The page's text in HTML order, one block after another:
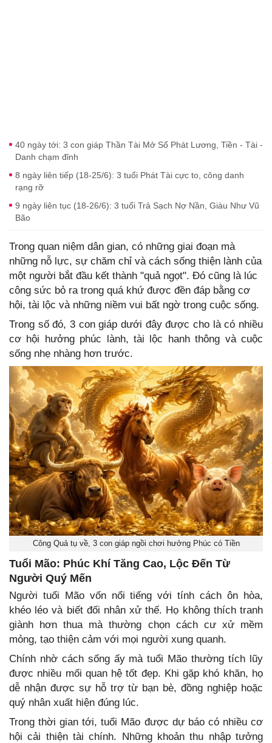
40 ngày tới: 3 con giáp Thần Tài Mở Sổ Phát Lương, Tiền - Tài -
Danh chạm đỉnh
8 ngày liên tiếp (18-25/6): 3 tuổi Phát Tài cực to, công danh
rạng rỡ
9 ngày liên tục (18-26/6): 3 tuổi Trả Sạch Nợ Nần, Giàu Như Vũ
Bão
Trong quan niệm dân gian, có những giai đoạn mà
những nỗ lực, sự chăm chỉ và cách sống thiện lành của
một người bắt đầu kết thành "quả ngọt". Đó cũng là lúc
công sức bỏ ra trong quá khứ được đền đáp bằng cơ
hội, tài lộc và những niềm vui bất ngờ trong cuộc sống.
Trong số đó, 3 con giáp dưới đây được cho là có nhiều
cơ hội hưởng phúc lành, tài lộc hanh thông và cuộc
sống nhẹ nhàng hơn trước.
Công Quả tụ về, 3 con giáp ngồi chơi hưởng Phúc có Tiền
Tuổi Mão: Phúc Khí Tăng Cao, Lộc Đến Từ
Người Quý Mến
Người tuổi Mão vốn nổi tiếng với tính cách ôn hòa,
khéo léo và biết đối nhân xử thế. Họ không thích tranh
giành hơn thua mà thường chọn cách cư xử mềm
mỏng, tạo thiện cảm với mọi người xung quanh.
Chính nhờ cách sống ấy mà tuổi Mão thường tích lũy
được nhiều mối quan hệ tốt đẹp. Khi gặp khó khăn, họ
dễ nhận được sự hỗ trợ từ bạn bè, đồng nghiệp hoặc
quý nhân xuất hiện đúng lúc.
Trong thời gian tới, tuổi Mão được dự báo có nhiều cơ
hội cải thiện tài chính. Những khoản thu nhập tưởng